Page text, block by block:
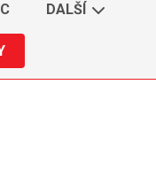
DALŠÍ